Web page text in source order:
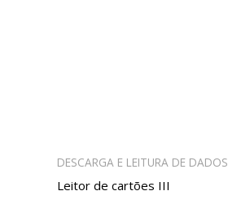
DESCARGA E LEITURA DE DADOS
Leitor de cartões III